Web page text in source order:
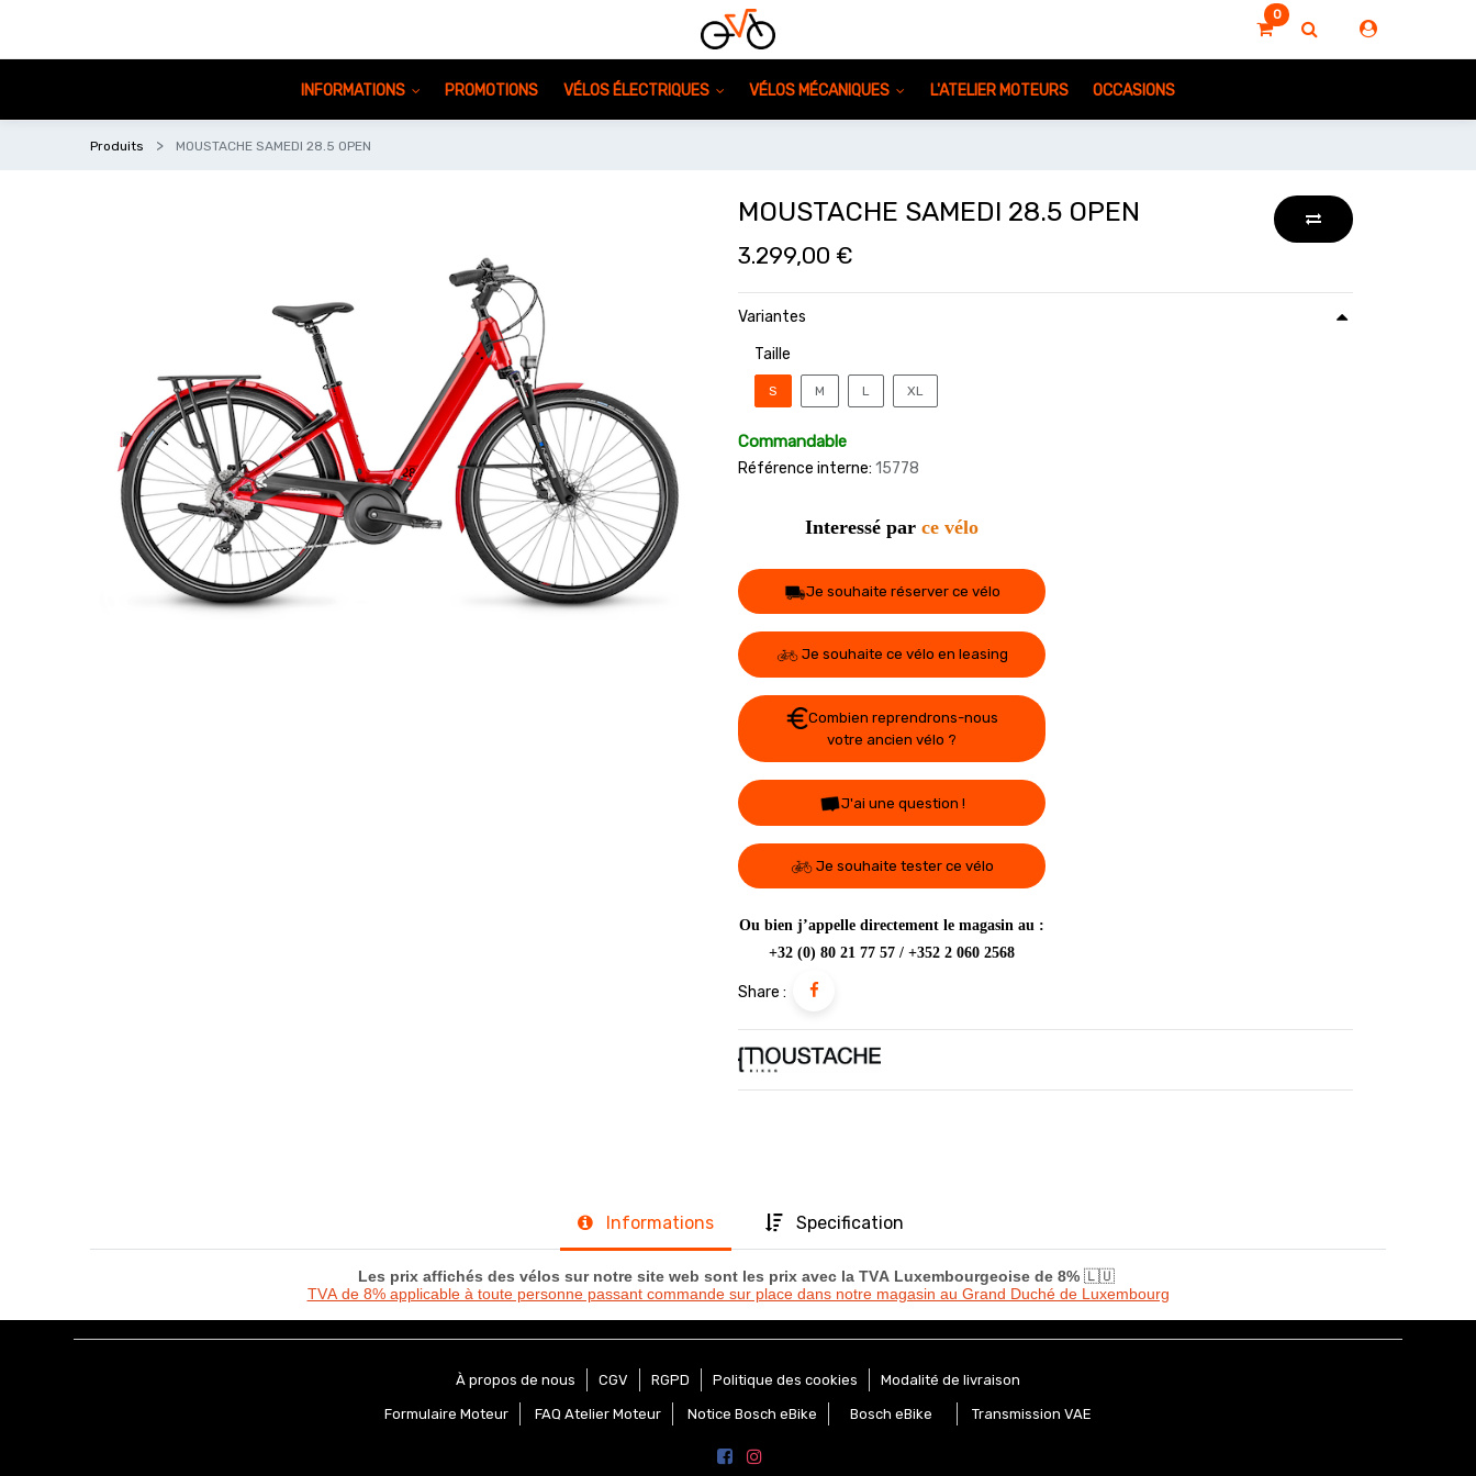
0
INFORMATIONS PROMOTIONS VÉLOS ÉLECTRIQUES VÉLOS MÉCANIQUES L'ATELIER MOTEURS OCCASIONS
Produits MOUSTACHE SAMEDI 28.5 OPEN
MOUSTACHE SAMEDI 28.5 OPEN
3.299,00 €
Variantes
Taille
S M L XL
Commandable
Référence interne: 15778
Interessé par ce vélo
Je souhaite réserver ce vélo
Je souhaite ce vélo en leasing
Combien reprendrons-nous
votre ancien vélo ?
J'ai une question !
Je souhaite tester ce vélo
Ou bien j’appelle directement le magasin au :
+32 (0) 80 21 77 57 / +352 2 060 2568
Share :
Informations Specification
Les prix affichés des vélos sur notre site web sont les prix avec la TVA Luxembourgeoise de 8% 🇱🇺
TVA de 8% applicable à toute personne passant commande sur place dans notre magasin au Grand Duché de Luxembourg
À propos de nous CGV RGPD Politique des cookies Modalité de livraison
Formulaire Moteur FAQ Atelier Moteur Notice Bosch eBike Bosch eBike Transmission VAE